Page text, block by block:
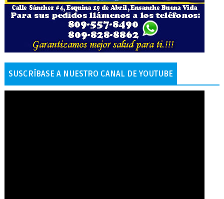
SUSCRÍBASE A NUESTRO CANAL DE YOUTUBE